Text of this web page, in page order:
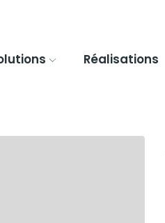
Réalisations